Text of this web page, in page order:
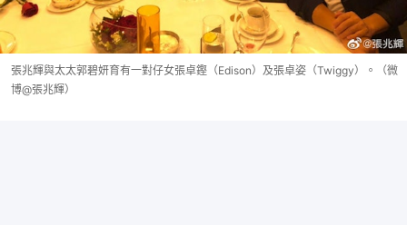
張兆輝與太太郭碧妍育有一對仔女張卓鏗（Edison）及張卓姿（Twiggy）。（微
博@張兆輝）